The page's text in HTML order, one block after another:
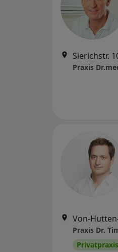
Sierichstr.
Von-
Privatpraxis